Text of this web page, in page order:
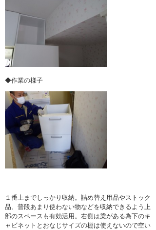
◆作業の様子
１番上までしっかり収納。詰め替え用品やストック
品、普段あまり使わない物などを収納できるよう上
部のスペースも有効活用。右側は梁がある為下のキ
ャビネットとおなじサイズの棚は使えないので空い